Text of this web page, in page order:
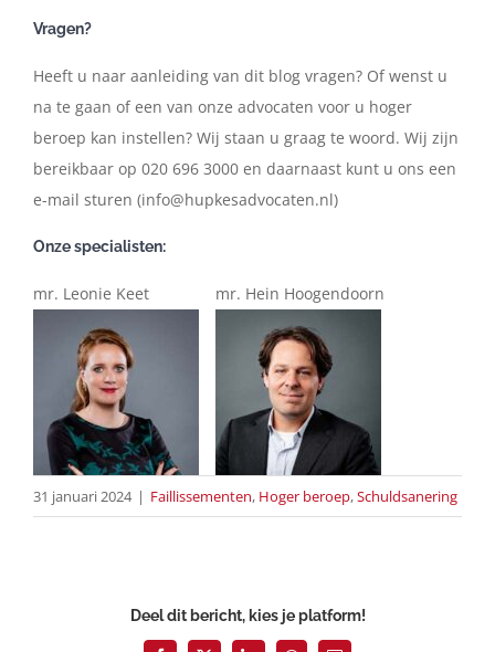
Vragen?
Heeft u naar aanleiding van dit blog vragen? Of wenst u
na te gaan of een van onze advocaten voor u hoger
beroep kan instellen? Wij staan u graag te woord. Wij zijn
bereikbaar op 020 696 3000 en daarnaast kunt u ons een
e-mail sturen (info@hupkesadvocaten.nl)
Onze specialisten:
mr. Leonie Keet mr. Hein Hoogendoorn
31 januari 2024 | Faillissementen, Hoger beroep,Schuldsanering
Deel dit bericht, kies je platform!